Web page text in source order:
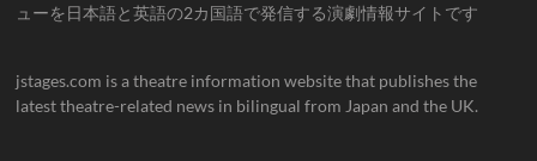
ューを日本語と英語の2カ国語で発信する演劇情報サイトです
jstages.com is a theatre information website that publishes the
latest theatre-related news in bilingual from Japan and the UK.